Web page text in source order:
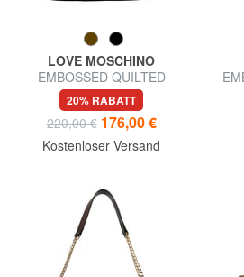
LOVE MOSCHINO
EMBOSSED QUILTED
Gesteppter Rucksack
20% RABATT
220,00 € 176,00 €
Kostenloser Versand